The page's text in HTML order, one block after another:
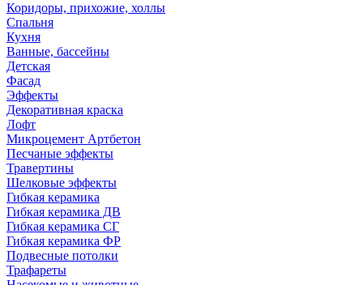
Коридоры, прихожие, холлы
Спальня
Кухня
Ванные, бассейны
Детская
Фасад
Эффекты
Декоративная краска
Лофт
Микроцемент Артбетон
Песчаные эффекты
Травертины
Шелковые эффекты
Гибкая керамика
Гибкая керамика ДВ
Гибкая керамика СГ
Гибкая керамика ФР
Подвесные потолки
Трафареты